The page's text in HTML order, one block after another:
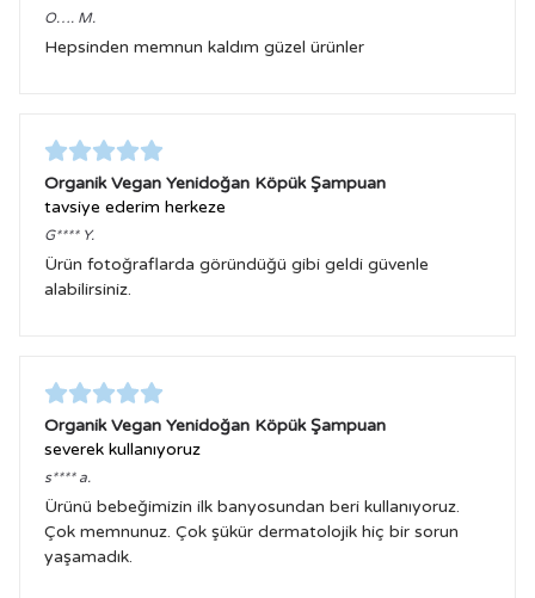
O…. M.
Hepsinden memnun kaldım güzel ürünler
Organik Vegan Yenidoğan Köpük Şampuan
tavsiye ederim herkeze
G**** Y.
Ürün fotoğraflarda göründüğü gibi geldi güvenle
alabilirsiniz.
Organik Vegan Yenidoğan Köpük Şampuan
severek kullanıyoruz
s**** a.
Ürünü bebeğimizin ilk banyosundan beri kullanıyoruz.
Çok memnunuz. Çok şükür dermatolojik hiç bir sorun
yaşamadık.